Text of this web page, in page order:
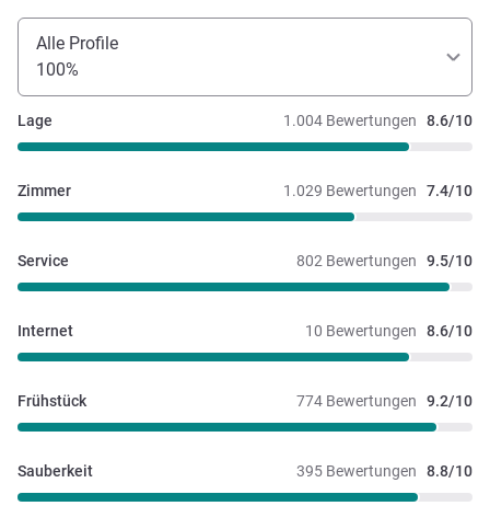
Alle Profile
100%
1.004 Bewertungen 8.6/10
Lage
1.029 Bewertungen 7.4/10
Zimmer
802 Bewertungen 9.5/10
Service
10 Bewertungen 8.6/10
Internet
774 Bewertungen 9.2/10
Frühstück
395 Bewertungen 8.8/10
Sauberkeit